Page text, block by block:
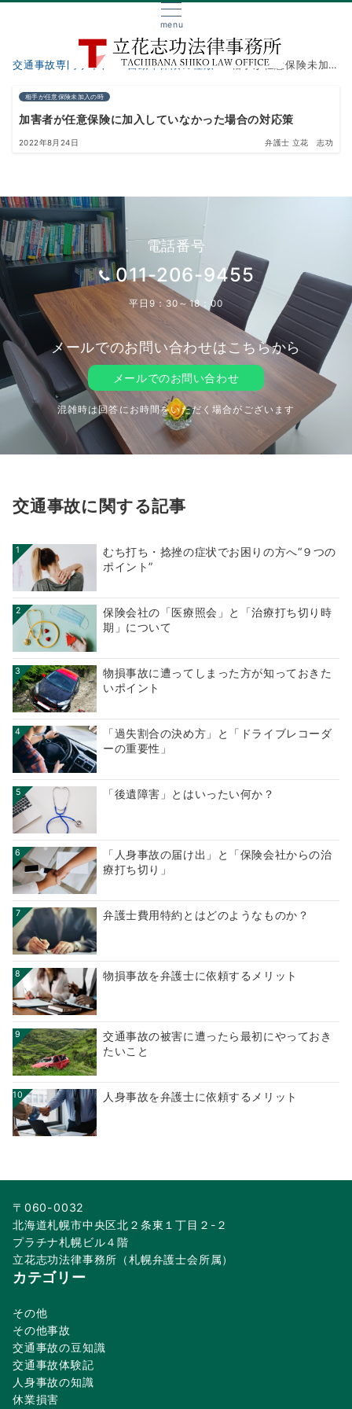
menu
交通事故専門サイト 自動車保険の種類 相手が任意保険未加入の時
相手が任意保険未加入の時
加害者が任意保険に加入していなかった場合の対応策
2022年8月24日 弁護士 立花 志功
電話番号
011-206-9455
平日9：30～18：00
メールでのお問い合わせはこちらから
メールでのお問い合わせ
混雑時は回答にお時間をいただく場合がございます
交通事故に関する記事
1
むち打ち・捻挫の症状でお困りの方へ“９つの
ポイント”
2
保険会社の「医療照会」と「治療打ち切り時
期」について
3
物損事故に遭ってしまった方が知っておきた
いポイント
4
「過失割合の決め方」と「ドライブレコーダ
ーの重要性」
5 「後遺障害」とはいったい何か？
6
「人身事故の届け出」と「保険会社からの治
療打ち切り」
7 弁護士費用特約とはどのようなものか？
8 物損事故を弁護士に依頼するメリット
9
交通事故の被害に遭ったら最初にやっておき
たいこと
10 人身事故を弁護士に依頼するメリット
〒060-0032
北海道札幌市中央区北２条東１丁目２-２
プラチナ札幌ビル４階
立花志功法律事務所（札幌弁護士会所属）
カテゴリー
その他
その他事故
交通事故の豆知識
交通事故体験記
人身事故の知識
休業損害